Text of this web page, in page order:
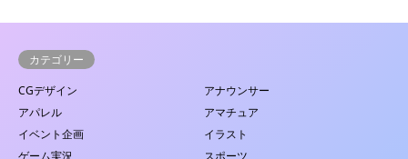
カテゴリー
CGデザイン
アナウンサー
アパレル
アマチュア
イベント企画
イラスト
ゲーム実況
スポーツ